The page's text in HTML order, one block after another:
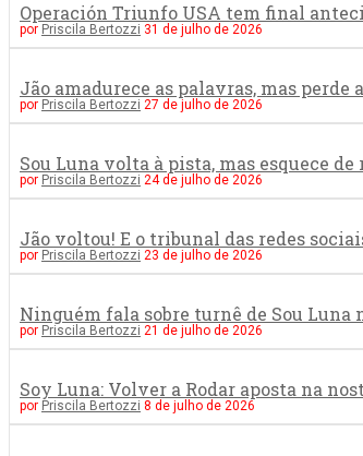
Operación Triunfo USA tem final
por Priscila Bertozzi 31 de julho de 2026
Jão amadurece as palavras, mas
por Priscila Bertozzi 27 de julho de 2026
Sou Luna volta à pista, mas esquece
por Priscila Bertozzi 24 de julho de 2026
Jão voltou! E o tribunal das redes
por Priscila Bertozzi 23 de julho de 2026
Ninguém fala sobre turnê de Sou Luna
por Priscila Bertozzi 21 de julho de 2026
Soy Luna: Volver a Rodar aposta na
por Priscila Bertozzi 8 de julho de 2026